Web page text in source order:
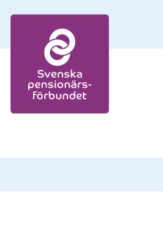
Skip to content